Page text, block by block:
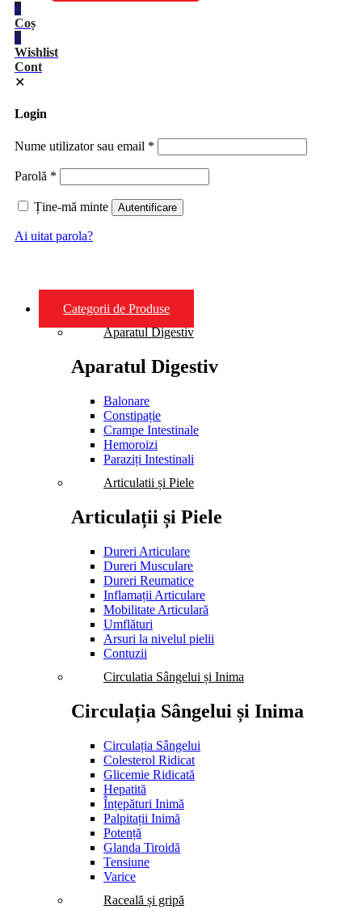
0
Coș
0
Wishlist
Cont
✕
Login
Nume utilizator sau email *
Parolă *
Ține-mă minte Autentificare
Ai uitat parola?
Categorii de Produse
Aparatul Digestiv
Aparatul Digestiv
Balonare
Constipație
Crampe Intestinale
Hemoroizi
Paraziți Intestinali
Articulatii și Piele
Articulații și Piele
Dureri Articulare
Dureri Musculare
Dureri Reumatice
Inflamații Articulare
Mobilitate Articulară
Umflături
Arsuri la nivelul pielii
Contuzii
Circulatia Sângelui și Inima
Circulația Sângelui și Inima
Circulația Sângelui
Colesterol Ridicat
Glicemie Ridicată
Hepatită
Înțepături Inimă
Palpitații Inimă
Potență
Glanda Tiroidă
Tensiune
Varice
Raceală și gripă